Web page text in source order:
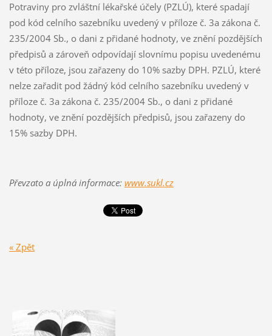
Potraviny pro zvláštní lékařské účely (PZLÚ), které spadají
pod kód celního sazebníku uvedený v příloze č. 3a zákona č.
235/2004 Sb., o dani z přidané hodnoty, ve znění pozdějších
předpisů a zároveň odpovídají slovnímu popisu uvedenému
v této příloze, jsou zařazeny do 10% sazby DPH. PZLÚ, které
nelze zařadit pod žádný kód celního sazebníku uvedený v
příloze č. 3a zákona č. 235/2004 Sb., o dani z přidané
hodnoty, ve znění pozdějších předpisů, jsou zařazeny do
15% sazby DPH.
Převzato a úplná informace: www.sukl.cz
« Zpět